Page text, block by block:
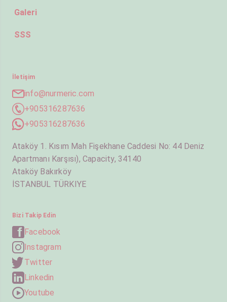
Galeri
SSS
İletişim
info@nurmeric.com
+905316287636
+905316287636
Ataköy 1. Kısım Mah Fişekhane Caddesi No: 44 Deniz
Apartmanı Karşısı), Capacity, 34140
Ataköy Bakırköy
İSTANBUL TÜRKIYE
Bizi Takip Edin
Facebook
Instagram
Twitter
Linkedin
Youtube